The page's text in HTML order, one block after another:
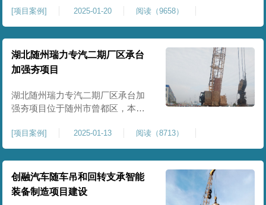
米。本项目场地后续使用要求较
高，设计拟采用大夯击能进行场地
地基加固处理，我司配备FW5000A
大型强夯机一台，并配备28m龙门架
一幅辅助高能级强夯施工，配备
85T，直径为2m，高度为2.2m的柱
锤一个，柱锤接地面积更小，强夯
穿透
[项目案例] 2025-01-20 阅读（9658）
湖北随州瑞力专汽二期厂区承台
加强夯项目
湖北随州瑞力专汽二期厂区承台加
强夯项目位于随州市曾都区，本项
要求采用强夯置换工艺进行加固处
理，要求经处理深度不小于8米，地
基承载力不小于180Kpa，该项目场
地周边已有建筑物，且本项目采用
夯击能较大，夯击次数较多，为确
保场地临近建筑物安全性，我司在
[项目案例] 2025-01-13 阅读（8713）
创融汽车随车吊和回转支承智能
装备制造项目建设